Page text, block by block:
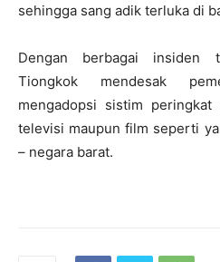
sehingga sang adik terluka di
Dengan berbagai insiden
Tiongkok mendesak
mengadopsi sistim
televisi maupun film seperti
– negara barat.